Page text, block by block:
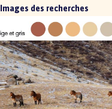
Images des recherches